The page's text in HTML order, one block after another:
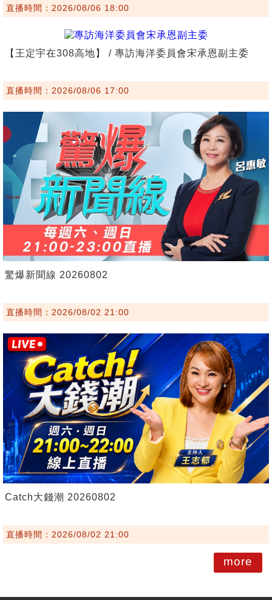
直播時間：2026/08/06 18:00
【王定宇在308高地】 / 專訪海洋委員會宋承恩副主委
直播時間：2026/08/06 17:00
驚爆新聞線 20260802
直播時間：2026/08/02 21:00
Catch大錢潮 20260802
直播時間：2026/08/02 21:00
more